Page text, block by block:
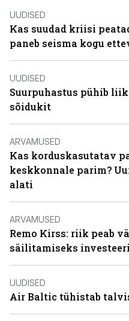
UUDISED
Kas suudad kriisi
paneb seisma kogu
UUDISED
Suurpuhastus pühib
sõidukit
ARVAMUSED
Kas korduskasutatav
keskkonnale parim?
alati
ARVAMUSED
Remo Kirss: riik peab
säilitamiseks
UUDISED
Air Baltic tühistab